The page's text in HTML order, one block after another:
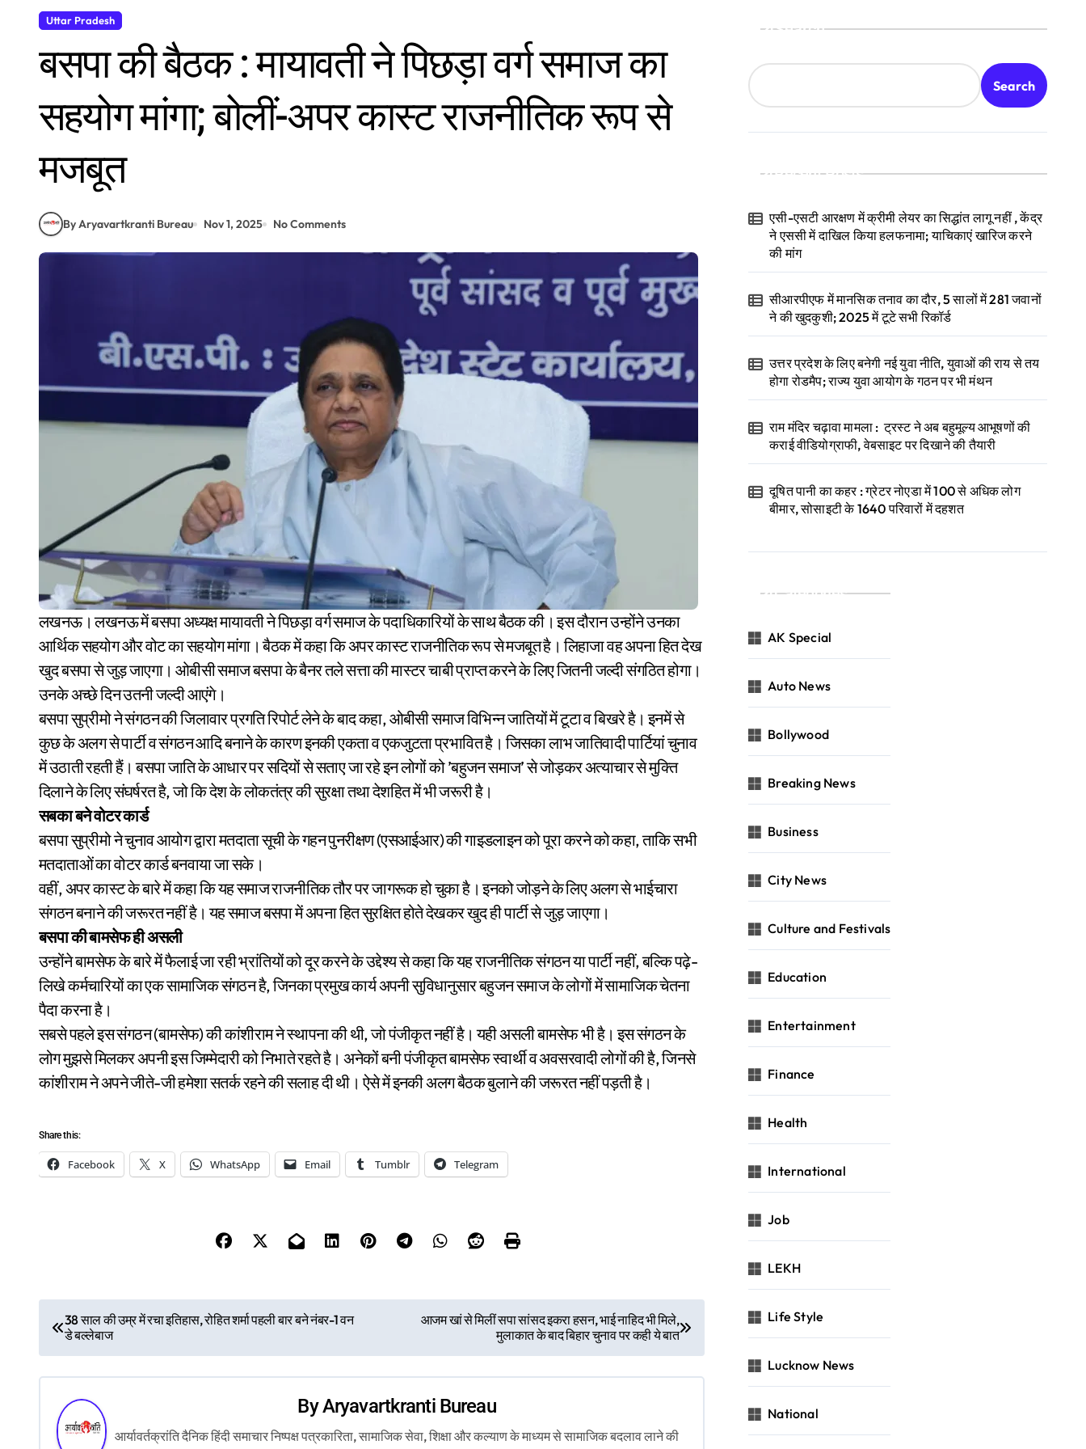
Uttar Pradesh
बसपा की बैठक : मायावती ने पिछड़ा वर्ग समाज का
सहयोग मांगा; बोलीं-अपर कास्ट राजनीतिक रूप से
मजबूत
By Aryavartkranti Bureau Nov 1, 2025 No Comments
लखनऊ। लखनऊ में बसपा अध्यक्ष मायावती ने पिछड़ा वर्ग समाज के पदाधिकारियों के साथ बैठक की। इस दौरान उन्होंने उनका
आर्थिक सहयोग और वोट का सहयोग मांगा। बैठक में कहा कि अपर कास्ट राजनीतिक रूप से मजबूत है। लिहाजा वह अपना हित देख
खुद बसपा से जुड़ जाएगा। ओबीसी समाज बसपा के बैनर तले सत्ता की मास्टर चाबी प्राप्त करने के लिए जितनी जल्दी संगठित होगा।
उनके अच्छे दिन उतनी जल्दी आएंगे।
बसपा सुप्रीमो ने संगठन की जिलावार प्रगति रिपोर्ट लेने के बाद कहा, ओबीसी समाज विभिन्न जातियों में टूटा व बिखरे है। इनमें से
कुछ के अलग से पार्टी व संगठन आदि बनाने के कारण इनकी एकता व एकजुटता प्रभावित है। जिसका लाभ जातिवादी पार्टियां चुनाव
में उठाती रहती हैं। बसपा जाति के आधार पर सदियों से सताए जा रहे इन लोगों को ’बहुजन समाज’ से जोड़कर अत्याचार से मुक्ति
दिलाने के लिए संघर्षरत है, जो कि देश के लोकतंत्र की सुरक्षा तथा देशहित में भी जरूरी है।
सबका बने वोटर कार्ड
बसपा सुप्रीमो ने चुनाव आयोग द्वारा मतदाता सूची के गहन पुनरीक्षण (एसआईआर) की गाइडलाइन को पूरा करने को कहा, ताकि सभी
मतदाताओं का वोटर कार्ड बनवाया जा सके।
वहीं, अपर कास्ट के बारे में कहा कि यह समाज राजनीतिक तौर पर जागरूक हो चुका है। इनको जोड़ने के लिए अलग से भाईचारा
संगठन बनाने की जरूरत नहीं है। यह समाज बसपा में अपना हित सुरक्षित होते देखकर खुद ही पार्टी से जुड़ जाएगा।
बसपा की बामसेफ ही असली
उन्होंने बामसेफ के बारे में फैलाई जा रही भ्रांतियों को दूर करने के उद्देश्य से कहा कि यह राजनीतिक संगठन या पार्टी नहीं, बल्कि पढ़े-
लिखे कर्मचारियों का एक सामाजिक संगठन है, जिनका प्रमुख कार्य अपनी सुविधानुसार बहुजन समाज के लोगों में सामाजिक चेतना
पैदा करना है।
सबसे पहले इस संगठन (बामसेफ) की कांशीराम ने स्थापना की थी, जो पंजीकृत नहीं है। यही असली बामसेफ भी है। इस संगठन के
लोग मुझसे मिलकर अपनी इस जिम्मेदारी को निभाते रहते है। अनेकों बनी पंजीकृत बामसेफ स्वार्थी व अवसरवादी लोगों की है, जिनसे
कांशीराम ने अपने जीते-जी हमेशा सतर्क रहने की सलाह दी थी। ऐसे में इनकी अलग बैठक बुलाने की जरूरत नहीं पड़ती है।
Share this:
Facebook X WhatsApp Email Tumblr Telegram
o
s
38 साल की उम्र में रचा इतिहास, रोहित शर्मा पहली बार बने नंबर-1 वन
डे बल्लेबाज
आजम खां से मिलीं सपा सांसद इकरा हसन, भाई नाहिद भी मिले,
मुलाकात के बाद बिहार चुनाव पर कही ये बात
ByAryavartkranti Bureau
आर्यावर्तक्रांति दैनिक हिंदी समाचार निष्पक्ष पत्रकारिता, सामाजिक सेवा, शिक्षा और कल्याण के माध्यम से सामाजिक बदलाव लाने की
Search
Search
Recent Posts
एसी-एसटी आरक्षण में क्रीमी लेयर का सिद्धांत लागू नहीं , केंद्र
ने एससी में दाखिल किया हलफनामा; याचिकाएं खारिज करने
की मांग
सीआरपीएफ में मानसिक तनाव का दौर, 5 सालों में 281 जवानों
ने की खुदकुशी; 2025 में टूटे सभी रिकॉर्ड
उत्तर प्रदेश के लिए बनेगी नई युवा नीति, युवाओं की राय से तय
होगा रोडमैप; राज्य युवा आयोग के गठन पर भी मंथन
राम मंदिर चढ़ावा मामला : ट्रस्ट ने अब बहुमूल्य आभूषणों की
कराई वीडियोग्राफी, वेबसाइट पर दिखाने की तैयारी
दूषित पानी का कहर : ग्रेटर नोएडा में 100 से अधिक लोग
बीमार, सोसाइटी के 1640 परिवारों में दहशत
Categories
AK Special
Auto News
Bollywood
Breaking News
Business
City News
Culture and Festivals
Education
Entertainment
Finance
Health
International
Job
LEKH
Life Style
Lucknow News
National